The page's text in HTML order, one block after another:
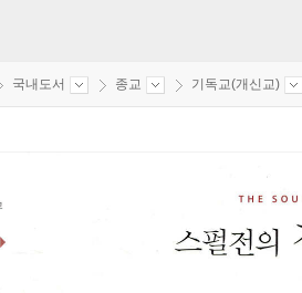
국내도서 종교 기독교(개신교)